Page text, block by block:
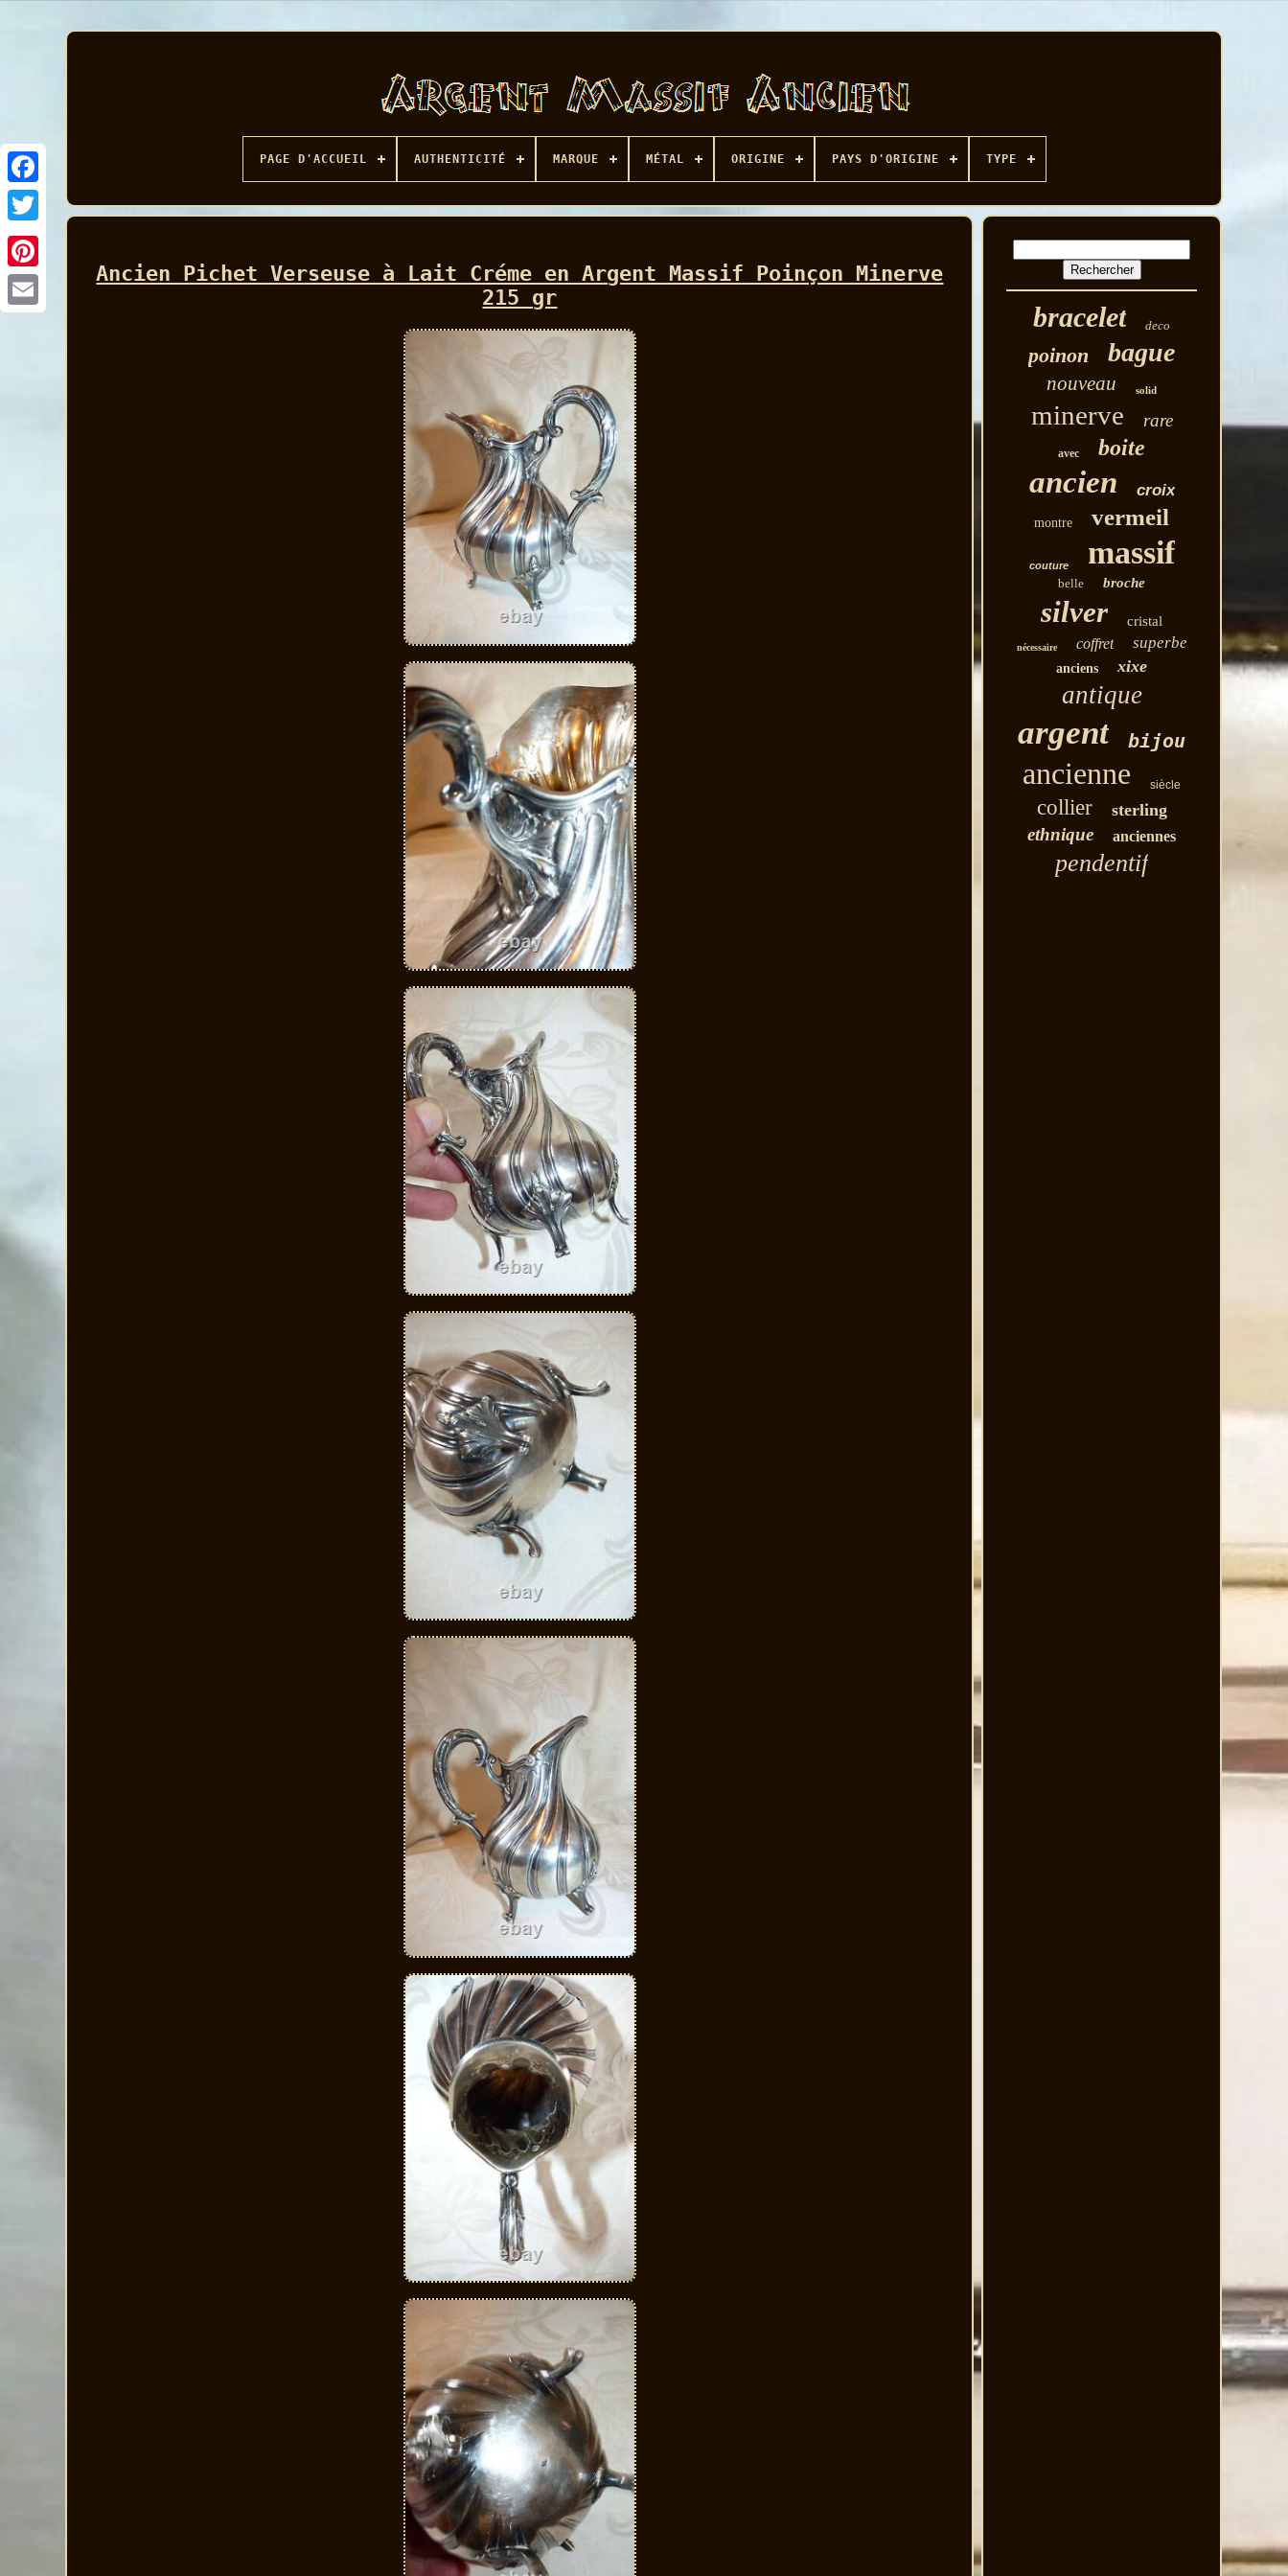
Facebook
PAGE D'ACCUEIL AUTHENTICITÉ MARQUE MÉTAL ORIGINE PAYS D'ORIGINE TYPE
Ancien Pichet Verseuse à Lait Créme en Argent Massif Poinçon Minerve
215 gr
bracelet deco
poinon bague
nouveau solid
minerve rare
avec boite
ancien croix
montre vermeil
couture massif
belle broche
silver cristal
nécessaire coffret superbe
anciens xixe
antique
argent bijou
ancienne siècle
collier sterling
ethnique anciennes
pendentif